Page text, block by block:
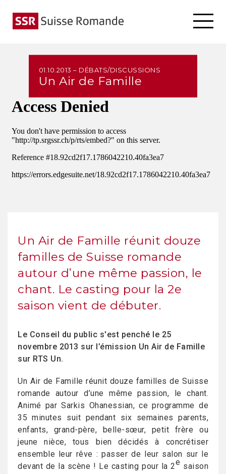
01.10.2013 – DÉBATS/DISCUSSIONS
Un Air de Famille
Un Air de Famille réunit douze
familles de Suisse romande
autour d’une même passion, le
chant. Le casting pour la 2e
saison vient de débuter.
Le Conseil du public s'est penché le 25
novembre 2013 sur l’émission Un Air de Famille
sur RTS Un.
Un Air de Famille réunit douze familles de Suisse
romande autour d’une même passion, le chant.
Animé par Sarkis Ohanessian, ce programme de
35 minutes suit pendant six semaines parents,
enfants, grand-père, belle-sœur, petit frère ou
jeune nièce, tous bien décidés à concrétiser
ensemble leur rêve : passer de leur salon sur le
devant de la scène ! Le casting pour la 2e saison